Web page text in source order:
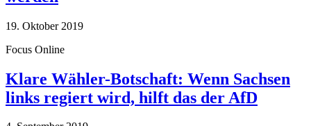
19. Oktober 2019
Focus Online
Klare Wähler-Botschaft: Wenn Sachsen
links regiert wird, hilft das der AfD